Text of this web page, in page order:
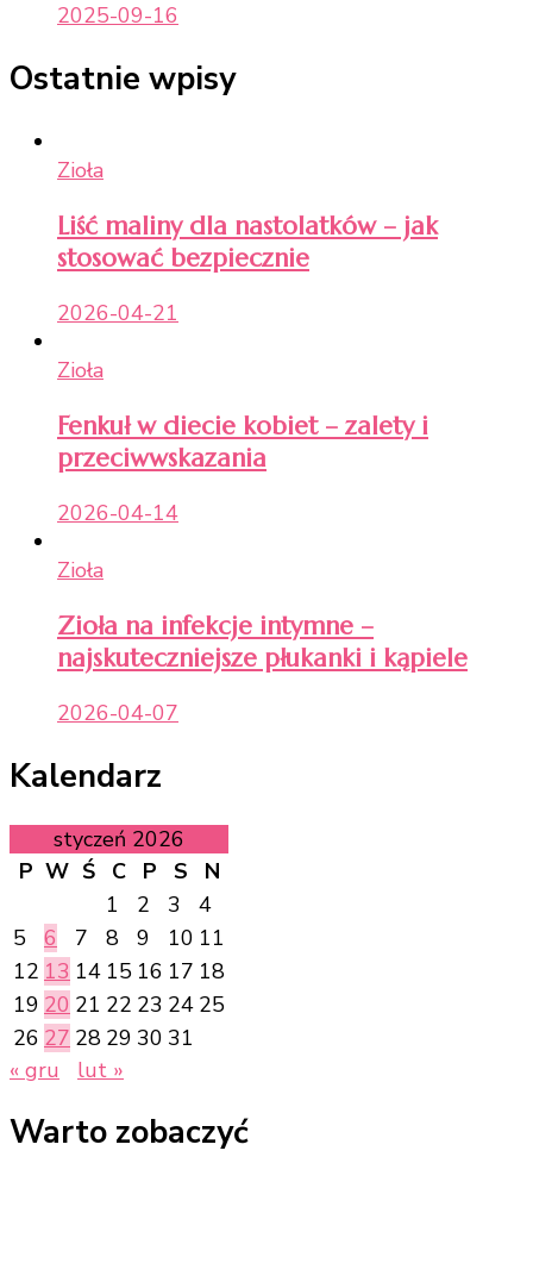
2025-09-16
Ostatnie wpisy
Zioła
Liść maliny dla nastolatków – jak
stosować bezpiecznie
2026-04-21
Zioła
Fenkuł w diecie kobiet – zalety i
przeciwwskazania
2026-04-14
Zioła
Zioła na infekcje intymne –
najskuteczniejsze płukanki i kąpiele
2026-04-07
Kalendarz
styczeń 2026
P W Ś C P S
N
1
2 3
4
5
6 7 8 9 10 11
12 13 14 15 16 17 18
19 20 21 22 23 24 25
26 27 28 29 30 31
« gru
lut »
Warto zobaczyć